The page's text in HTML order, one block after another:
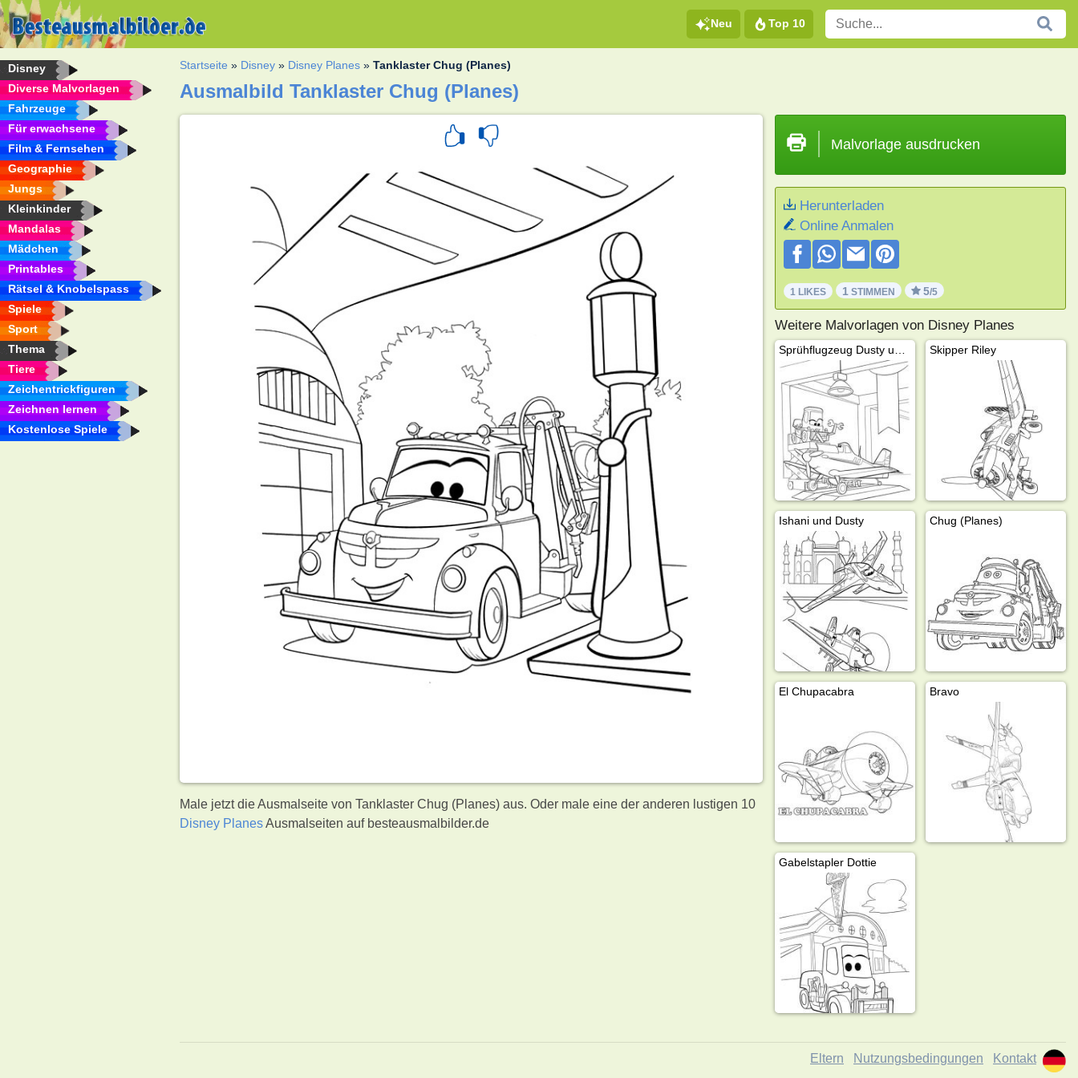
Neu Top 10
Disney
Diverse Malvorlagen
Fahrzeuge
Für erwachsene
Film & Fernsehen
Geographie
Jungs
Kleinkinder
Mandalas
Mädchen
Printables
Rätsel & Knobelspass
Spiele
Sport
Thema
Tiere
Zeichentrickfiguren
Zeichnen lernen
Kostenlose Spiele
Startseite » Disney » Disney Planes »Tanklaster Chug (Planes)
Ausmalbild Tanklaster Chug (Planes)
Male jetzt die Ausmalseite von Tanklaster Chug (Planes) aus. Oder male eine der anderen lustigen 10
Disney PlanesAusmalseiten auf besteausmalbilder.de
Malvorlage ausdrucken
Herunterladen
Online Anmalen
1 LIKES 1 STIMMEN 5/5
Weitere Malvorlagen von Disney Planes
Skipper Riley
Ishani und Dusty Chug (Planes)
El Chupacabra Bravo
Gabelstapler Dottie
Eltern Nutzungsbedingungen Kontakt